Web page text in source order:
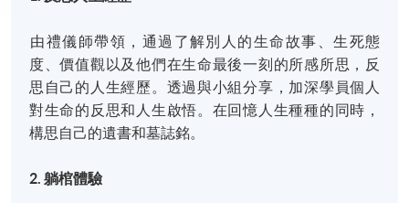
由禮儀師帶領，通過了解別人的生命故事、生死態
度、價值觀以及他們在生命最後一刻的所感所思，反
思自己的人生經歷。透過與小組分享，加深學員個人
對生命的反思和人生啟悟。在回憶人生種種的同時，
構思自己的遺書和墓誌銘。
2. 躺棺體驗